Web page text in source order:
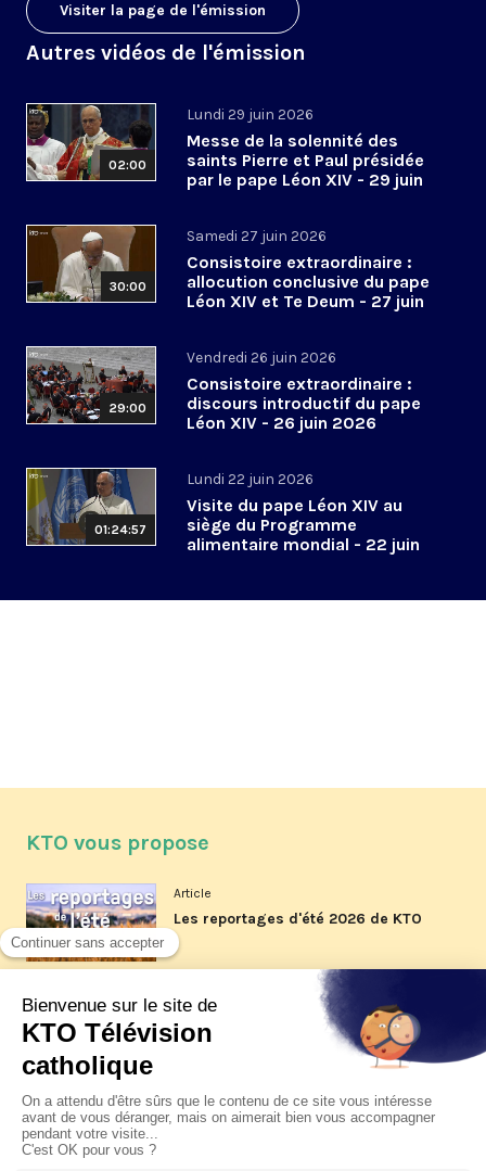
Visiter la page de l'émission
Autres vidéos de l'émission
02:00
Lundi 29 juin 2026
Messe de la solennité des
saints Pierre et Paul présidée
par le pape Léon XIV - 29 juin
30:00
Samedi 27 juin 2026
Consistoire extraordinaire :
allocution conclusive du pape
Léon XIV et Te Deum - 27 juin
29:00
Vendredi 26 juin 2026
Consistoire extraordinaire :
discours introductif du pape
Léon XIV - 26 juin 2026
01:24:57
Lundi 22 juin 2026
Visite du pape Léon XIV au
siège du Programme
alimentaire mondial - 22 juin
KTO vous propose
Article
Les reportages d'été 2026 de KTO
La visite pastorale du pape Léon
XIV à Assise à suivre sur KTO le
Article
Le pape en Uruguay, Argentine et